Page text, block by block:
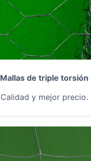
Mallas de triple torsión
Calidad y mejor precio.